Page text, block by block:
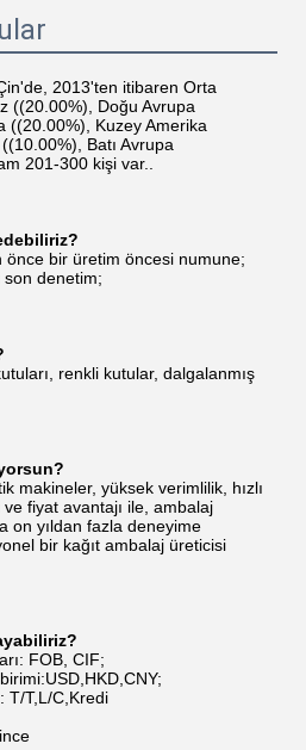
2013'ten itibaren Orta
((20.00%), Doğu Avrupa
((20.00%), Kuzey Amerika
Batı Avrupa
201-300 kişi var..
bir üretim öncesi numune;
denetim;
renkli kutular, dalgalanmış
makineler, yüksek verimlilik, hızlı
fiyat avantajı ile, ambalaj
on yıldan fazla deneyime
bir kağıt ambalaj üreticisi
FOB, CIF;
T/T,L/C,Kredi